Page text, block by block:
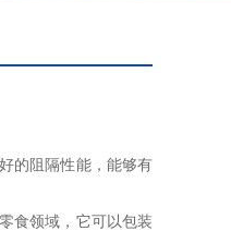
的阻隔性能，能够有
食领域，它可以包装